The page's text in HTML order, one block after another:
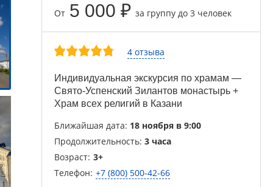
От 5 000 ₽ за группу до 3 человек
4 отзыва
Индивидуальная экскурсия по храмам —
Свято-Успенский Зилантов монастырь +
Храм всех религий в Казани
Ближайшая дата: 18 ноября в 9:00
Продолжительность: 3 часа
Возраст: 3+
Телефон: +7 (800) 500-42-66